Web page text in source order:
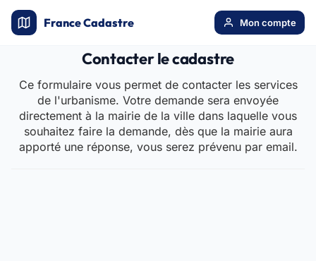
France Cadastre Mon compte
Contacter le cadastre
Ce formulaire vous permet de contacter les services
de l'urbanisme. Votre demande sera envoyée
directement à la mairie de la ville dans laquelle vous
souhaitez faire la demande, dès que la mairie aura
apporté une réponse, vous serez prévenu par email.